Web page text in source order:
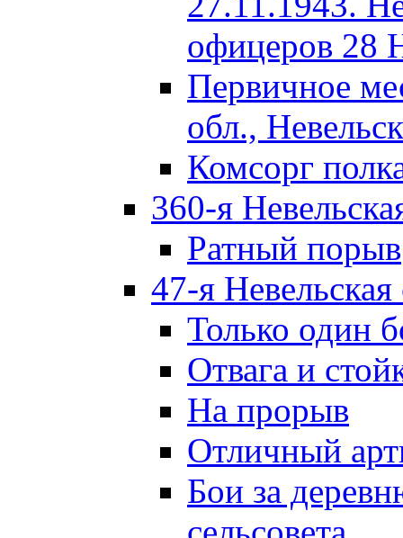
офицеров 28
Первичное
обл.,
Комсорг
360-я
Ратный порыв
47-я Невельская
Только один
Отвага и
На прорыв
Отличный
Бои за